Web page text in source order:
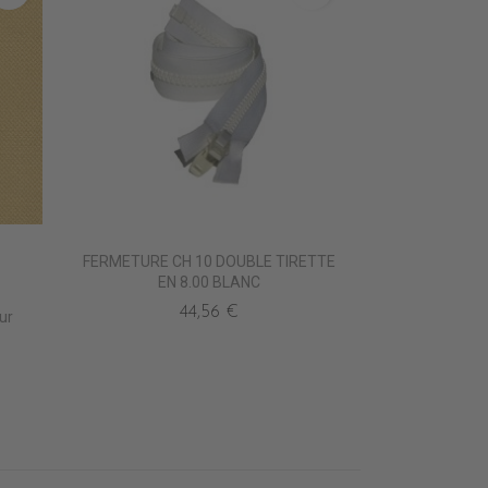
FERMETURE CH 10 DOUBLE TIRETTE
EN 8.00 BLANC
44,56 €